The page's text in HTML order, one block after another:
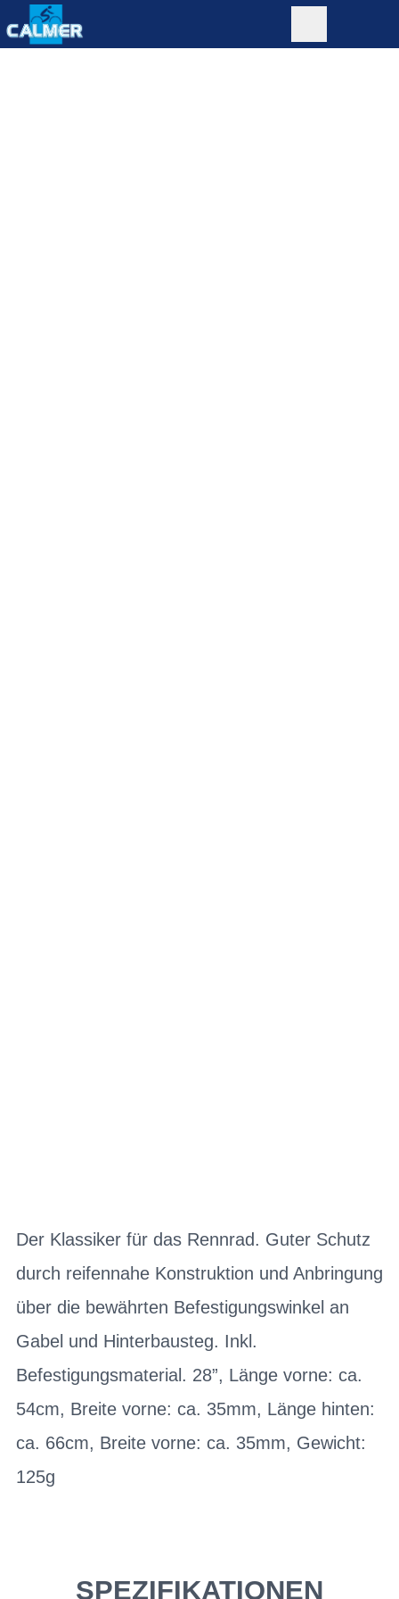
Der Klassiker für das Rennrad. Guter Schutz
durch reifennahe Konstruktion und Anbringung
über die bewährten Befestigungswinkel an
Gabel und Hinterbausteg. Inkl.
Befestigungsmaterial. 28”, Länge vorne: ca.
54cm, Breite vorne: ca. 35mm, Länge hinten:
ca. 66cm, Breite vorne: ca. 35mm, Gewicht:
125g
SPEZIFIKATIONEN